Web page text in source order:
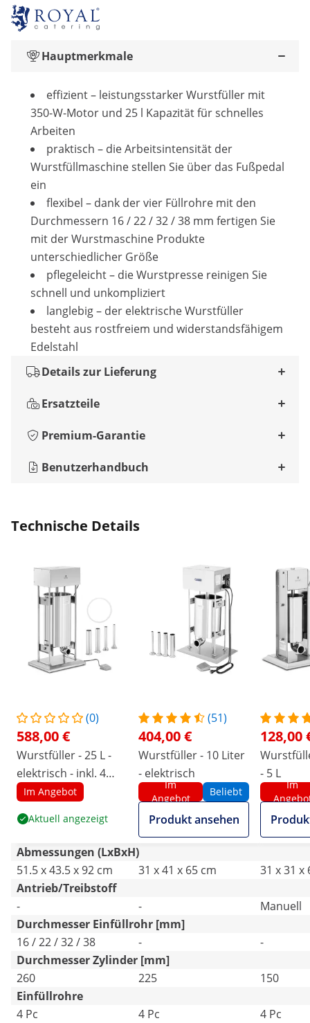
Hauptmerkmale
effizient – leistungsstarker Wurstfüller mit
350-W-Motor und 25 l Kapazität für schnelles
Arbeiten
praktisch – die Arbeitsintensität der
Wurstfüllmaschine stellen Sie über das Fußpedal
ein
flexibel – dank der vier Füllrohre mit den
Durchmessern 16 / 22 / 32 / 38 mm fertigen Sie
mit der Wurstmaschine Produkte
unterschiedlicher Größe
pflegeleicht – die Wurstpresse reinigen Sie
schnell und unkompliziert
langlebig – der elektrische Wurstfüller
besteht aus rostfreiem und widerstandsfähigem
Edelstahl
Details zur Lieferung
Ersatzteile
Premium-Garantie
Benutzerhandbuch
Technische Details
(0)
588,00 €
Wurstfüller - 25 L -
elektrisch - inkl. 4
Füllrohre - Royal
Im Angebot
Aktuell angezeigt
(51)
404,00 €
Wurstfüller - 10 Liter
- elektrisch
Im
Angebot
Beliebt
Produkt ansehen
128,00
- 5 L
Im
Abmessungen (LxBxH)
51.5 x 43.5 x 92 cm
31 x 41 x 65 cm
31 x 31 x
Antrieb/Treibstoff
-
-
Manuell
Durchmesser Einfüllrohr [mm]
16 / 22 / 32 / 38
-
-
Durchmesser Zylinder [mm]
260
225
150
Einfüllrohre
4 Pc
4 Pc
4 Pc